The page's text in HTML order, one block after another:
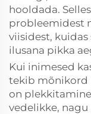
hooldada.
probleemidest
viisidest, kuidas
ilusana pikka
Kui inimesed
tekib mõnikord
on
vedelikke, nagu